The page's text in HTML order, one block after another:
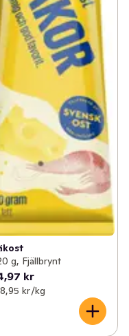
g, Fjällbrynt
kr
kr /kg